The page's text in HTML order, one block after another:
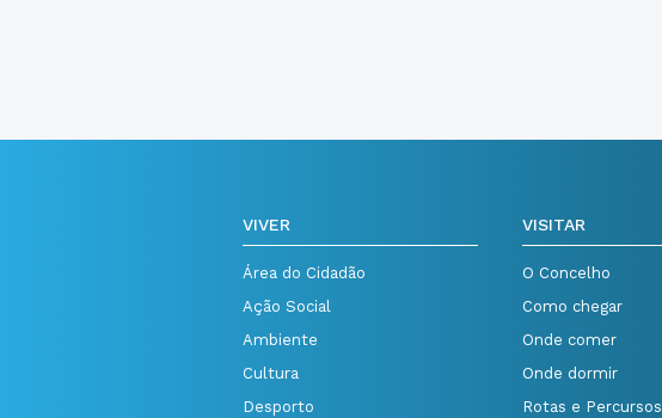
VIVER
Área do Cidadão
Ação Social
Ambiente
Cultura
Desporto
VISITAR
O Concelho
Como chegar
Onde comer
Onde dormir
Rotas e Percursos